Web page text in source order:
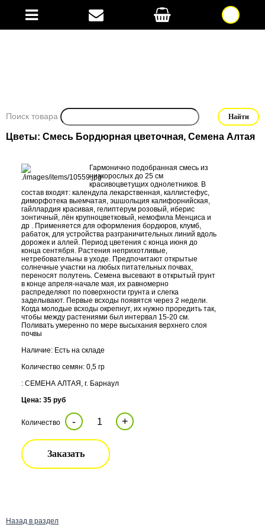
Поиск товара
Цветы: Смесь Бордюрная цветочная, Семена Алтая
Гармонично подобранная смесь из
низкорослых до 25 см
красивоцветущих однолетников. В
состав входят: календула лекарственная, каллистефус,
диморфотека выемчатая, эшшольция калифорнийская,
гайллардия красивая, гелиптерум розовый, иберис
зонтичный, лён крупноцветковый, немофила Менциса и
др . Применяется для оформления бордюров, клумб,
рабаток, для устройства разграничительных линий вдоль
дорожек и аллей. Период цветения с конца июня до
конца сентября. Растения неприхотливые,
нетребовательны в уходе. Предпочитают открытые
солнечные участки на любых питательных почвах,
переносят полутень. Семена высевают в открытый грунт
в конце апреля-начале мая, их равномерно
распределяют по поверхности грунта и слегка
заделывают. Первые всходы появятся через 2 недели.
Когда молодые всходы окрепнут, их нужно проредить так,
чтобы между растениями был интервал 15-20 см.
Поливать умеренно по мере высыхания верхнего слоя
почвы
Наличие: Есть на складе
Количество семян: 0,5 гр
: СЕМЕНА АЛТАЯ, г. Барнаул
Цена: 35 руб
Количество - +
Заказать
Назад в раздел